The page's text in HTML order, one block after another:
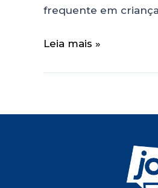
frequente em
Leia mais »